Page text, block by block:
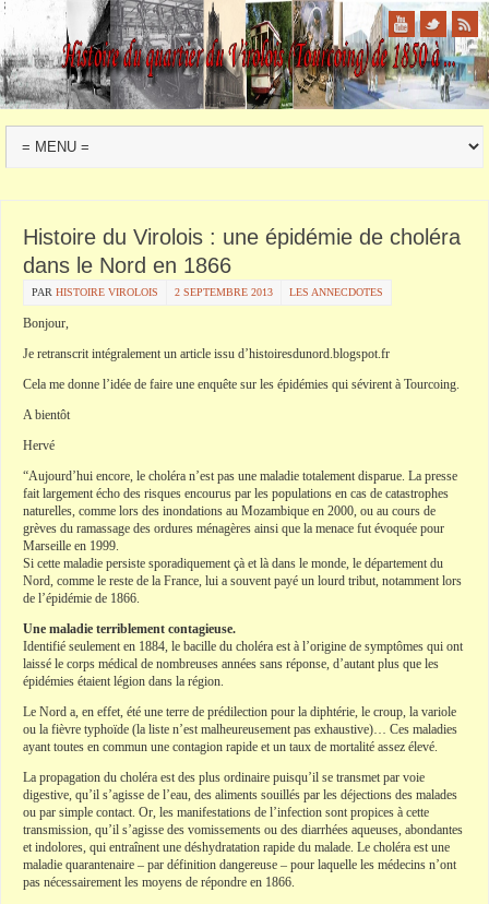
Histoire du Virolois : une épidémie de choléra
dans le Nord en 1866
PAR HISTOIRE VIROLOIS 2 SEPTEMBRE 2013 LES ANNECDOTES
Bonjour,
Je retranscrit intégralement un article issu d’histoiresdunord.blogspot.fr
Cela me donne l’idée de faire une enquête sur les épidémies qui sévirent à Tourcoing.
A bientôt
Hervé
“Aujourd’hui encore, le choléra n’est pas une maladie totalement disparue. La presse
fait largement écho des risques encourus par les populations en cas de catastrophes
naturelles, comme lors des inondations au Mozambique en 2000, ou au cours de
grèves du ramassage des ordures ménagères ainsi que la menace fut évoquée pour
Marseille en 1999.
Si cette maladie persiste sporadiquement çà et là dans le monde, le département du
Nord, comme le reste de la France, lui a souvent payé un lourd tribut, notamment lors
de l’épidémie de 1866.
Une maladie terriblement contagieuse.
Identifié seulement en 1884, le bacille du choléra est à l’origine de symptômes qui ont
laissé le corps médical de nombreuses années sans réponse, d’autant plus que les
épidémies étaient légion dans la région.
Le Nord a, en effet, été une terre de prédilection pour la diphtérie, le croup, la variole
ou la fièvre typhoïde (la liste n’est malheureusement pas exhaustive)… Ces maladies
ayant toutes en commun une contagion rapide et un taux de mortalité assez élevé.
La propagation du choléra est des plus ordinaire puisqu’il se transmet par voie
digestive, qu’il s’agisse de l’eau, des aliments souillés par les déjections des malades
ou par simple contact. Or, les manifestations de l’infection sont propices à cette
transmission, qu’il s’agisse des vomissements ou des diarrhées aqueuses, abondantes
et indolores, qui entraînent une déshydratation rapide du malade. Le choléra est une
maladie quarantenaire – par définition dangereuse – pour laquelle les médecins n’ont
pas nécessairement les moyens de répondre en 1866.